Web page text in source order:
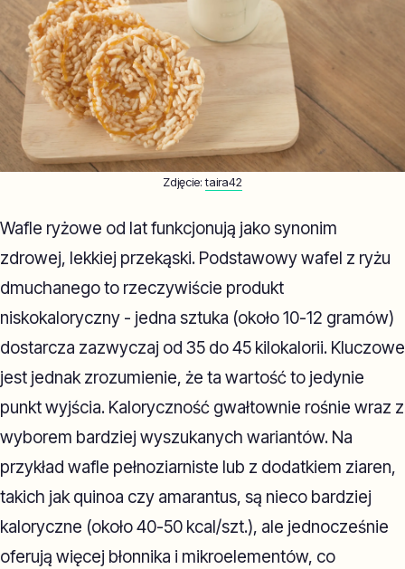
Zdjęcie:taira42
Wafle ryżowe od lat funkcjonują jako synonim
zdrowej, lekkiej przekąski. Podstawowy wafel z ryżu
dmuchanego to rzeczywiście produkt
niskokaloryczny - jedna sztuka (około 10-12 gramów)
dostarcza zazwyczaj od 35 do 45 kilokalorii. Kluczowe
jest jednak zrozumienie, że ta wartość to jedynie
punkt wyjścia. Kaloryczność gwałtownie rośnie wraz z
wyborem bardziej wyszukanych wariantów. Na
przykład wafle pełnoziarniste lub z dodatkiem ziaren,
takich jak quinoa czy amarantus, są nieco bardziej
kaloryczne (około 40-50 kcal/szt.), ale jednocześnie
oferują więcej błonnika i mikroelementów, co